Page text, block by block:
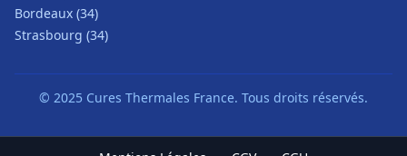
Bordeaux (34)
Strasbourg (34)
© 2025 Cures Thermales France. Tous droits réservés.